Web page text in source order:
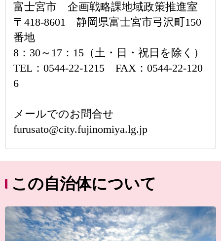
富士宮市 企画戦略課地域政策推進室
〒418-8601 静岡県富士宮市弓沢町150
番地
8：30～17：15（土・日・祝日を除く）
TEL：0544-22-1215 FAX：0544-22-120
6
メールでのお問合せ
furusato@city.fujinomiya.lg.jp
この自治体について